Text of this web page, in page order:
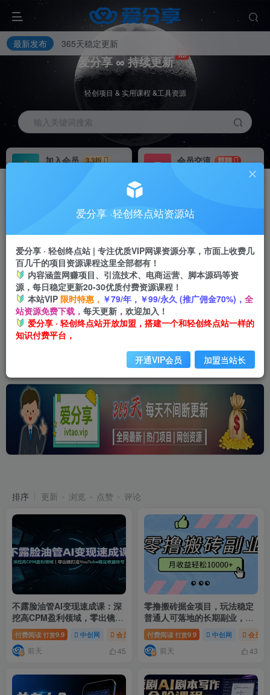
爱分享 ∞ 持续更新
轻创项目 & 实用课程 &工具资源
输入关键词搜索
加入会员
3.3折
会员交流
群聊
推广返佣高达70%
24小时自动赚钱
【爱分享】开通会员全站资料免费学习+减少信息差+降低试错成本！
【爱分享】可搭建同款网站+自己当站长+当老板+月入5万+
【爱分享】开通会员全站资料免费学习+减少信息差+降低试错成本！
【爱分享】可搭建同款网站+自己当站长+当老板+月入5万+
最新发布 365天稳定更新
排序
更新 浏览 点赞 评论
不露脸油管AI变现速成课：深
挖高CPM盈利领域，零出镜打
造YouTube稳定收益账号
付费阅读 打赏9.9 中创网 会员免费 # 不露脸油管AI变现速成课 # 深挖高
前天 45
零撸搬砖掘金项目，玩法稳定
普通人可落地的长期副业，月
收益轻松10000+
付费阅读 打赏9.9 中创网 会员免
前天 43
爱分享 ·轻创终点站资源站
爱分享 · 轻创终点站 | 专注优质VIP网课资源分享，市面上收费几
百几千的项目资源课程这里全部都有！
内容涵盖网赚项目、引流技术、电商运营、脚本源码等资
源，每日稳定更新20-30优质付费资源课程！
本站VIP 限时特惠， ￥79/年，￥99/永久 (推广佣金70%)， 全
站资源免费下载， 每天更新，欢迎加入！
爱分享 · 轻创终点站开放加盟，搭建一个和轻创终点站一样的
知识付费平台，
开通VIP会员 加盟当站长